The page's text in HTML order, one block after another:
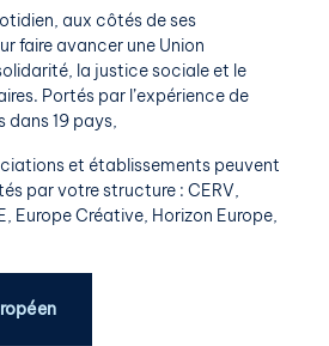
aux côtés de ses
faire avancer une Union
la justice sociale et le
Portés par l’expérience de
dans 19 pays,
et établissements peuvent
par votre structure : CERV,
, Europe Créative, Horizon Europe,